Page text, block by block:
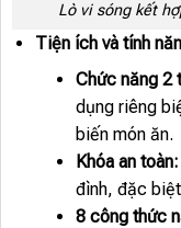
Lò vi sóng kết
Tiện ích và tính
Chức năng 2
dụng riêng
biến món ăn.
Khóa an toàn:
đình, đặc
8 công thức